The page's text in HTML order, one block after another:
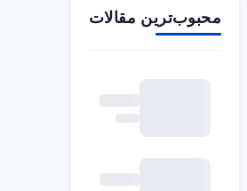
محبوب‌ترین مقالات